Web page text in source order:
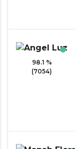
98.1 %
(7054)